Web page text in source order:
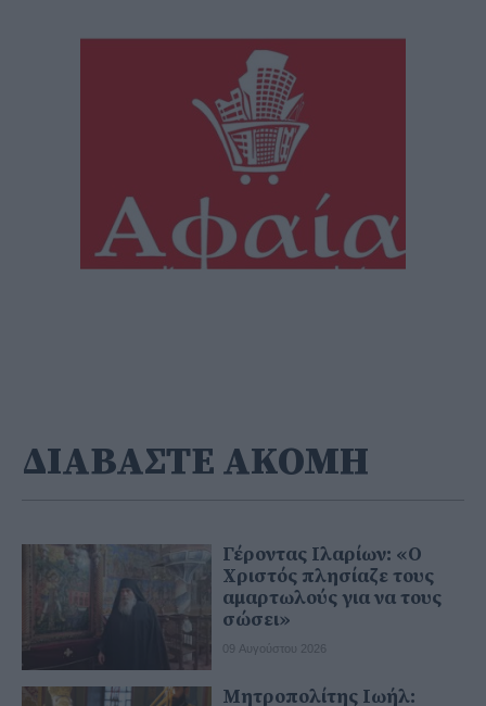
ΔΙΑΒΑΣΤΕ ΑΚΟΜΗ
Γέροντας Ιλαρίων: «Ο
Χριστός πλησίαζε τους
αμαρτωλούς για να τους
σώσει»
09 Αυγούστου 2026
Μητροπολίτης Ιωήλ: